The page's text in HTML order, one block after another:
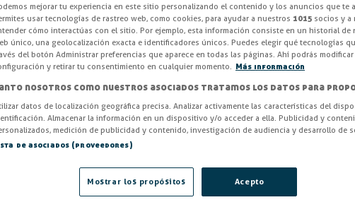
Cierre
Cierre Cremona para cámara
en zamak 5 con
Entrega en 24/48h
-3% AHORRA -23,55 €
800,38 €
IVA excl. 661,47€
mejorar tu experiencia en este sitio personalizando el contenido y los anuncios que te
usar tecnologías de rastreo web, como cookies, para ayudar a nuestros 1015 socios y a
cómo interactúas con el sitio. Por ejemplo, esta información consiste en un historial de
único, una geolocalización exacta e identificadores únicos. Puedes elegir qué tecnologías
del botón Administrar preferencias que aparece en todas las páginas. Ahí podrás
y retirar tu consentimiento en cualquier momento.
Más información
nosotros como nuestros asociados tratamos los datos para
datos de localización geográfica precisa. Analizar activamente las características del
Almacenar la información en un dispositivo y/o acceder a ella. Publicidad y
medición de publicidad y contenido, investigación de audiencia y desarrollo de
de asociados (proveedores)
Acepto
Mostrar los propósitos